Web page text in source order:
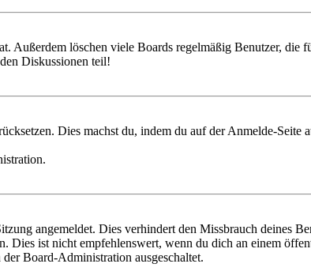
Außerdem löschen viele Boards regelmäßig Benutzer, die
Diskussionen teil!
Dies machst du, indem du auf der Anmelde-Seite
angemeldet. Dies verhindert den Missbrauch deines
Dies ist nicht empfehlenswert, wenn du dich an einem
Board-Administration ausgeschaltet.